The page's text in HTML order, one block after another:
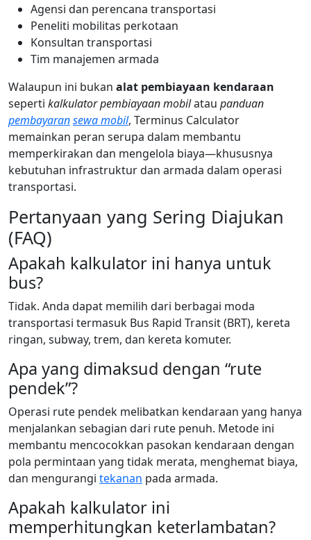
Agensi dan perencana transportasi
Peneliti mobilitas perkotaan
Konsultan transportasi
Tim manajemen armada
Walaupun ini bukan alat pembiayaan kendaraan
seperti kalkulator pembiayaan mobilatau panduan
pembayaransewa mobil, Terminus Calculator
memainkan peran serupa dalam membantu
memperkirakan dan mengelola biaya—khususnya
kebutuhan infrastruktur dan armada dalam operasi
transportasi.
Pertanyaan yang Sering Diajukan
(FAQ)
Apakah kalkulator ini hanya untuk
bus?
Tidak. Anda dapat memilih dari berbagai moda
transportasi termasuk Bus Rapid Transit (BRT), kereta
ringan, subway, trem, dan kereta komuter.
Apa yang dimaksud dengan “rute
pendek”?
Operasi rute pendek melibatkan kendaraan yang hanya
menjalankan sebagian dari rute penuh. Metode ini
membantu mencocokkan pasokan kendaraan dengan
pola permintaan yang tidak merata, menghemat biaya,
dan mengurangi tekanan pada armada.
Apakah kalkulator ini
memperhitungkan keterlambatan?